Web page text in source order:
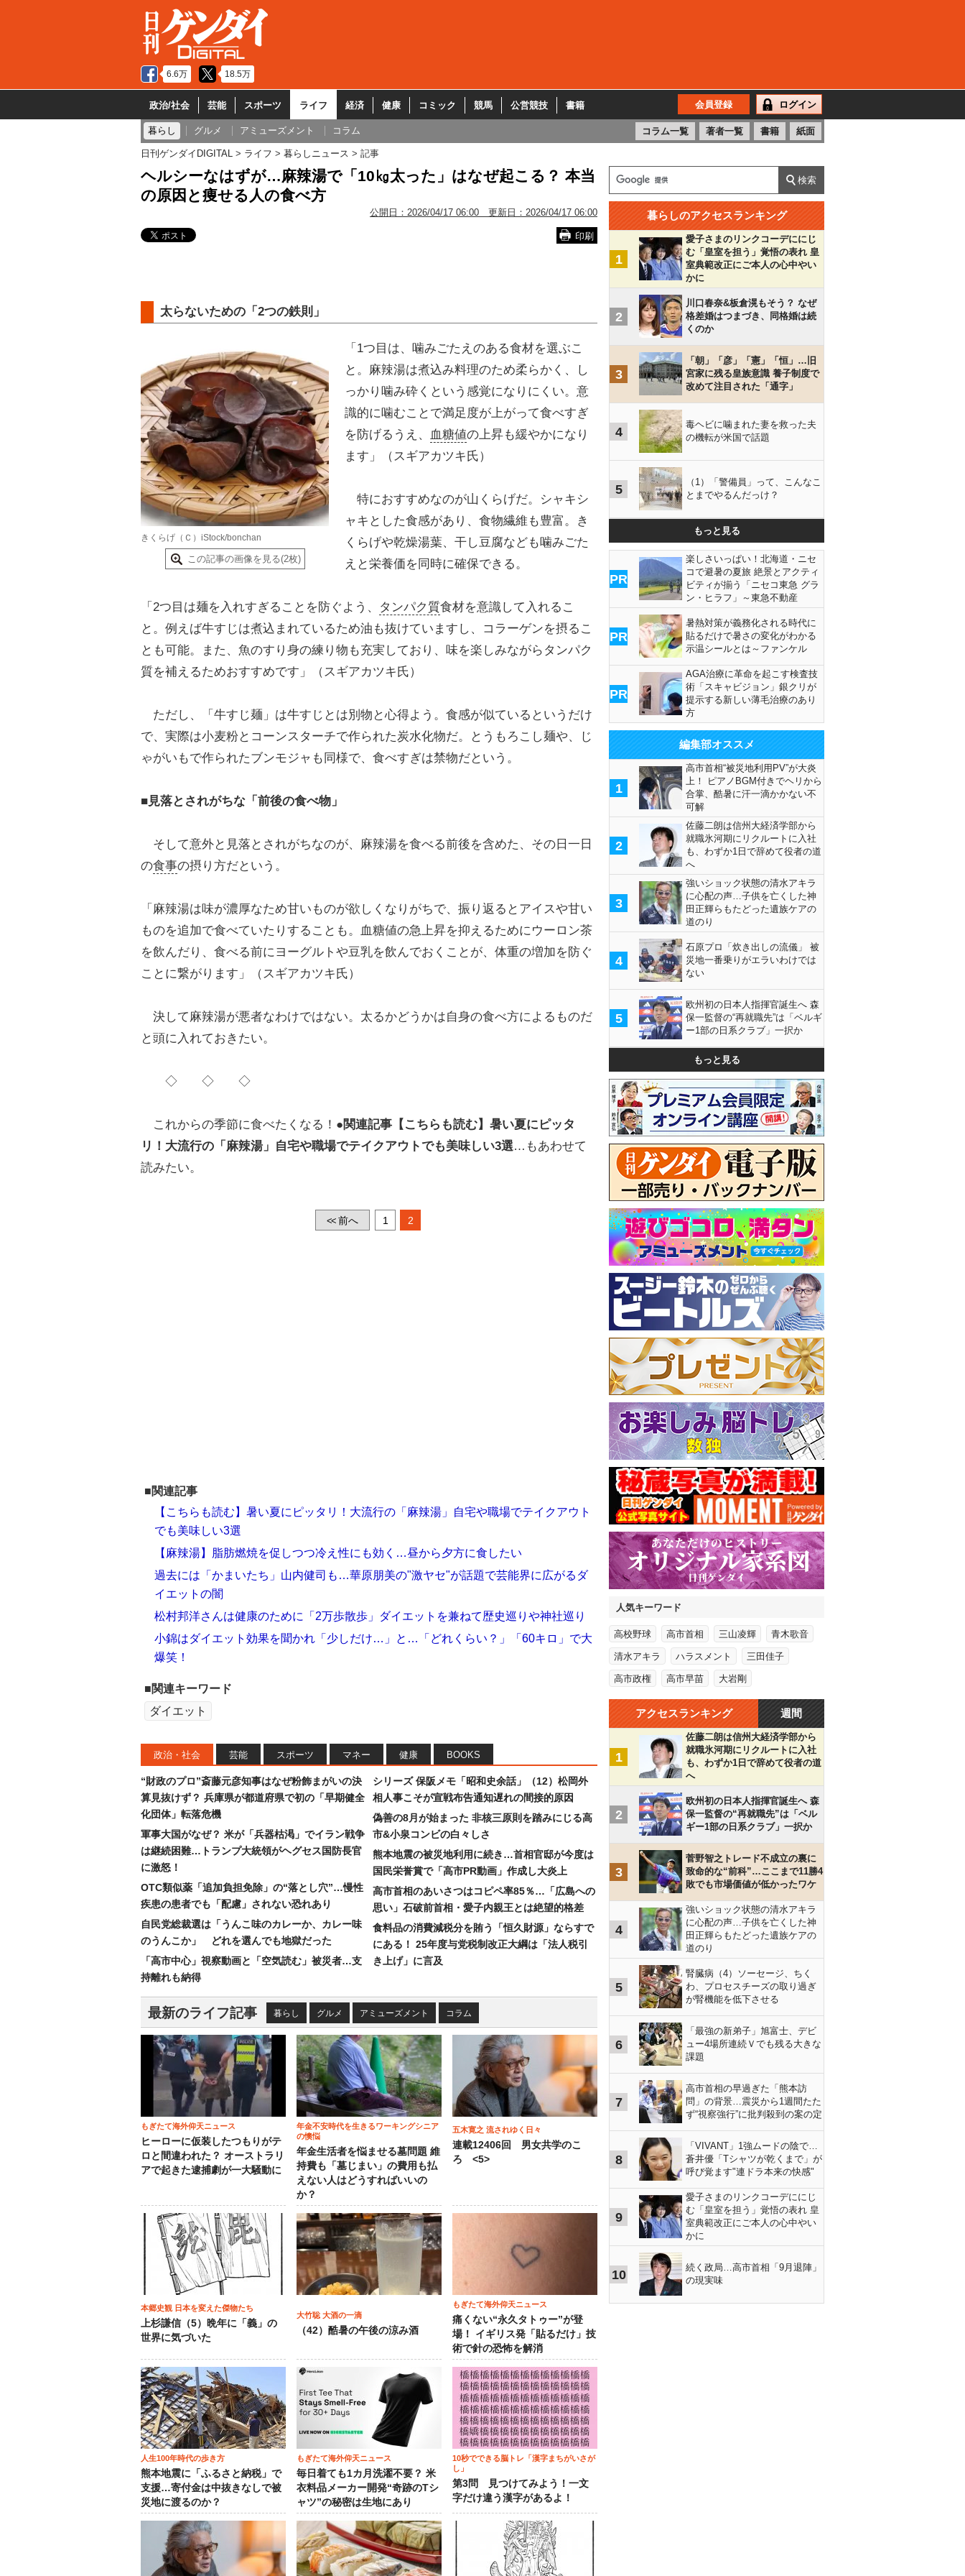
6.6万 18.5万
政治/社会 芸能 スポーツ ライフ 経済 健康 コミック 競馬 公営競技 書籍 会員登録 ログイン
暮らし グルメ アミューズメント コラム コラム一覧 著者一覧 書籍 紙面
日刊ゲンダイDIGITAL ライフ 暮らしニュース 記事
ヘルシーなはずが…麻辣湯で「10㎏太った」はなぜ起こる？ 本当
の原因と痩せる人の食べ方
公開日： 2026/04/17 06:00 更新日： 2026/04/17 06:00
印刷
太らないための「2つの鉄則」
きくらげ（Ｃ）iStock/bonchan
この記事の画像を見る(2枚)
「1つ目は、噛みごたえのある食材を選ぶこ
と。麻辣湯は煮込み料理のため柔らかく、し
っかり噛み砕くという感覚になりにくい。意
識的に噛むことで満足度が上がって食べすぎ
を防げるうえ、
血糖値の上昇も緩やかになり
ます」（スギアカツキ氏）
特におすすめなのが山くらげだ。シャキシ
ャキとした食感があり、食物繊維も豊富。き
くらげや乾燥湯葉、干し豆腐なども噛みごた
えと栄養価を同時に確保できる。
「2つ目は麺を入れすぎることを防ぐよう、 タンパク質食材を意識して入れるこ
と。例えば牛すじは煮込まれているため油も抜けていますし、コラーゲンを摂るこ
とも可能。また、魚のすり身の練り物も充実しており、味を楽しみながらタンパク
質を補えるためおすすめです」（スギアカツキ氏）
ただし、「牛すじ麺」は牛すじとは別物と心得よう。食感が似ているというだけ
で、実際は小麦粉とコーンスターチで作られた炭水化物だ。とうもろこし麺や、じ
ゃがいもで作られたブンモジャも同様で、食べすぎは禁物だという。
■見落とされがちな「前後の食べ物」
そして意外と見落とされがちなのが、麻辣湯を食べる前後を含めた、その日一日
の食事の摂り方だという。
「麻辣湯は味が濃厚なため甘いものが欲しくなりがちで、振り返るとアイスや甘い
ものを追加で食べていたりすることも。血糖値の急上昇を抑えるためにウーロン茶
を飲んだり、食べる前にヨーグルトや豆乳を飲んでおくことが、体重の増加を防ぐ
ことに繋がります」（スギアカツキ氏）
決して麻辣湯が悪者なわけではない。太るかどうかは自身の食べ方によるものだ
と頭に入れておきたい。
◇ ◇ ◇
これからの季節に食べたくなる！ ●関連記事【こちらも読む】暑い夏にピッタ
リ！大流行の「麻辣湯」自宅や職場でテイクアウトでも美味しい3選…もあわせて
読みたい。
<<前へ 1 2
■関連記事
【こちらも読む】暑い夏にピッタリ！大流行の「麻辣湯」自宅や職場でテイクアウト
でも美味しい3選
【麻辣湯】脂肪燃焼を促しつつ冷え性にも効く…昼から夕方に食したい
過去には「かまいたち」山内健司も…華原朋美の"激ヤセ"が話題で芸能界に広がるダ
イエットの闇
松村邦洋さんは健康のために「2万歩散歩」ダイエットを兼ねて歴史巡りや神社巡り
小錦はダイエット効果を聞かれ「少しだけ…」と…「どれくらい？」「60キロ」で大
爆笑！
■関連キーワード
ダイエット
政治・社会 芸能 スポーツ マネー 健康 BOOKS
“財政のプロ”斎藤元彦知事はなぜ粉飾まがいの決
算見抜けず？ 兵庫県が都道府県で初の「早期健全
化団体」転落危機
軍事大国がなぜ？ 米が「兵器枯渇」でイラン戦争
は継続困難…トランプ大統領がヘグセス国防長官
に激怒！
OTC類似薬「追加負担免除」の“落とし穴”…慢性
疾患の患者でも「配慮」されない恐れあり
自民党総裁選は「うんこ味のカレーか、カレー味
のうんこか」 どれを選んでも地獄だった
「高市中心」視察動画と「空気読む」被災者…支
持離れも納得
シリーズ 保阪メモ「昭和史余話」（12）松岡外
相人事こそが宣戦布告通知遅れの間接的原因
偽善の8月が始まった 非核三原則を踏みにじる高
市&小泉コンビの白々しさ
熊本地震の被災地利用に続き…首相官邸が今度は
国民栄誉賞で「高市PR動画」作成し大炎上
高市首相のあいさつはコピペ率85％…「広島への
思い」石破前首相・愛子内親王とは絶望的格差
食料品の消費減税分を賄う「恒久財源」ならすで
にある！ 25年度与党税制改正大綱は「法人税引
き上げ」に言及
最新のライフ記事 暮らし グルメ アミューズメント コラム
もぎたて海外仰天ニュース
ヒーローに仮装したつもりがテ
ロと間違われた？ オーストラリ
アで起きた逮捕劇が一大騒動に
年金不安時代を生きるワーキングシニア
の懊悩
年金生活者を悩ませる墓問題 維
持費も「墓じまい」の費用も払
えない人はどうすればいいの
か？
五木寛之 流されゆく日々
連載12406回 男女共学のこ
ろ <5>
本郷史観 日本を変えた傑物たち
上杉謙信（5）晩年に「義」の
世界に気づいた
大竹聡 大酒の一滴
（42）酷暑の午後の涼み酒
もぎたて海外仰天ニュース
痛くない“永久タトゥー”が登
場！ イギリス発「貼るだけ」技
術で針の恐怖を解消
人生100年時代の歩き方
熊本地震に「ふるさと納税」で
支援…寄付金は中抜きなしで被
災地に渡るのか？
もぎたて海外仰天ニュース
毎日着ても1カ月洗濯不要？ 米
衣料品メーカー開発“奇跡のTシ
ャツ”の秘密は生地にあり
10秒でできる脳トレ「漢字まちがいさが
し」
第3問 見つけてみよう！一文
字だけ違う漢字があるよ！
暮らしのアクセスランキング
1
愛子さまのリンクコーデににじ
む「皇室を担う」覚悟の表れ 皇
室典範改正にご本人の心中やい
かに
2
川口春奈&板倉滉もそう？ なぜ
格差婚はつまづき、同格婚は続
くのか
3
「朝」「彦」「憲」「恒」…旧
宮家に残る皇族意識 養子制度で
改めて注目された「通字」
4
毒ヘビに噛まれた妻を救った夫
の機転が米国で話題
5
（1）「警備員」って、こんなこ
とまでやるんだっけ？
もっと見る
PR
楽しさいっぱい！北海道・ニセ
コで避暑の夏旅 絶景とアクティ
ビティが揃う「ニセコ東急 グラ
ン・ヒラフ」～東急不動産
PR
暑熱対策が義務化される時代に
貼るだけで暑さの変化がわかる
示温シールとは～ファンケル
PR
AGA治療に革命を起こす検査技
術「スキャビジョン」銀クリが
提示する新しい薄毛治療のあり
方
編集部オススメ
1
高市首相“被災地利用PV”が大炎
上！ ピアノBGM付きでヘリから
合掌、酷暑に汗一滴かかない不
可解
2
佐藤二朗は信州大経済学部から
就職氷河期にリクルートに入社
も、わずか1日で辞めて役者の道
へ
3
強いショック状態の清水アキラ
に心配の声…子供を亡くした神
田正輝らもたどった遺族ケアの
道のり
4
石原プロ「炊き出しの流儀」 被
災地一番乗りがエラいわけでは
ない
5
欧州初の日本人指揮官誕生へ 森
保一監督の“再就職先”は「ベルギ
ー1部の日系クラブ」一択か
もっと見る
人気キーワード
高校野球 高市首相 三山凌輝 青木歌音
清水アキラ ハラスメント 三田佳子
高市政権 高市早苗 大岩剛
アクセスランキング 週間
1
佐藤二朗は信州大経済学部から
就職氷河期にリクルートに入社
も、わずか1日で辞めて役者の道
へ
2
欧州初の日本人指揮官誕生へ 森
保一監督の“再就職先”は「ベル
ギー1部の日系クラブ」一択か
3
菅野智之トレード不成立の裏に
致命的な“前科”…ここまで11勝4
敗でも市場価値が低かったワケ
4
強いショック状態の清水アキラ
に心配の声…子供を亡くした神
田正輝らもたどった遺族ケアの
道のり
5
腎臓病（4）ソーセージ、ちく
わ、プロセスチーズの取り過ぎ
が腎機能を低下させる
6
「最強の新弟子」旭富士、デビ
ュー4場所連続Ｖでも残る大きな
課題
7
高市首相の早過ぎた「熊本訪
問」の背景…震災から1週間たた
ず“視察強行”に批判殺到の案の定
8
「VIVANT」1強ムードの陰で…
蒼井優「Tシャツが乾くまで」が
呼び覚ます"連ドラ本来の快感"
9
愛子さまのリンクコーデににじ
む「皇室を担う」覚悟の表れ 皇
室典範改正にご本人の心中やい
かに
10
続く政局…高市首相「9月退陣」
の現実味